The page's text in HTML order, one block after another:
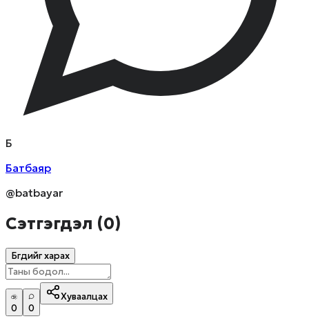
Б
Батбаяр
@batbayar
Сэтгэгдэл (0)
Бүгдийг харах
0 0
Хуваалцах